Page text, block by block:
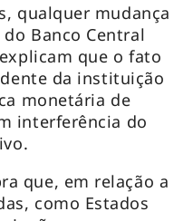
qualquer mudança
Banco Central
que o fato
da instituição
monetária de
interferência do
que, em relação a
como Estados